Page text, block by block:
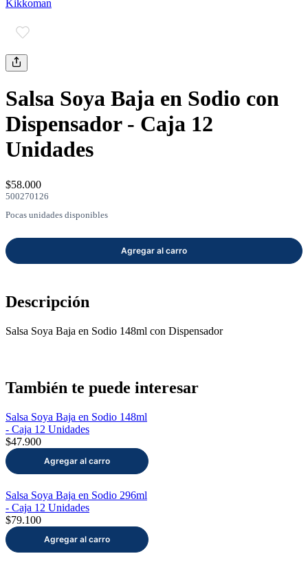
mayor
Estilo de Vida
Contáctanos
Nosotros
Ayuda
Traverso
Información
Kikkoman
Salsa Soya Baja en Sodio con
Dispensador - Caja 12
Unidades
$58.000
500270126
Pocas unidades disponibles
Descripción
Salsa Soya Baja en Sodio 148ml con Dispensador
También te puede interesar
Salsa Soya Baja en Sodio 148ml
- Caja 12 Unidades
$47.900
Salsa Soya Baja en Sodio 296ml
- Caja 12 Unidades
$79.100